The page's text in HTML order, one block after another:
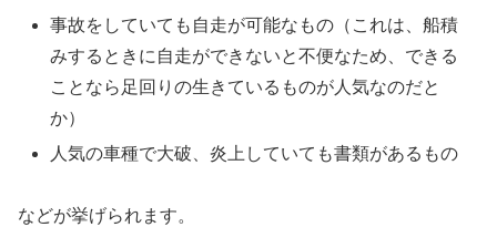
事故をしていても自走が可能なもの（これは、船積
みするときに自走ができないと不便なため、できる
ことなら足回りの生きているものが人気なのだと
か）
人気の車種で大破、炎上していても書類があるもの
などが挙げられます。